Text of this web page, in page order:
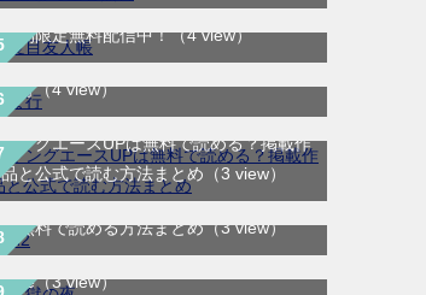
夏目友人帳｜最新刊30巻！マンガParkで
期間限定無料配信中！（4 view）
ま行（4 view）
ヤングエースUPは無料で読める？掲載作
品と公式で読む方法まとめ （3 view）
H2はどこで読める？｜サンデーうぇぶり
で無料で読める方法まとめ（3 view）
鬼獄の夜｜全14巻完結！最終話まで全話
無料で読める公式マンガアプリ＿マンガ
Mee（3 view）